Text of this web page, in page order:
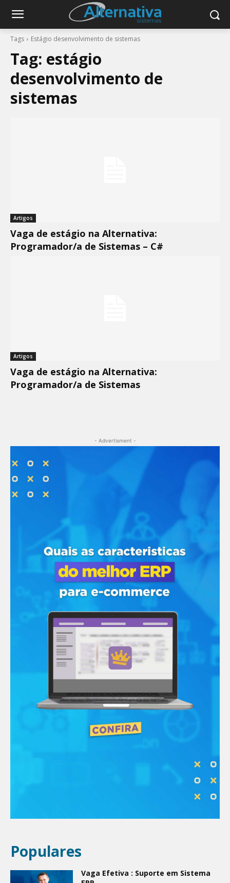
Tags Estágio desenvolvimento de sistemas
Tag: estágio
desenvolvimento de
sistemas
Artigos
Vaga de estágio na Alternativa:
Programador/a de Sistemas – C#
Artigos
Vaga de estágio na Alternativa:
Programador/a de Sistemas
- Advertisment -
Populares
Vaga Efetiva : Suporte em Sistema